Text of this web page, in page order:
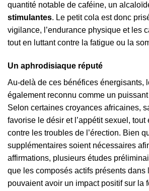
quantité notable de caféine, un
stimulantes. Le petit cola est donc
vigilance, l’endurance physique et les
tout en luttant contre la fatigue ou la
Un aphrodisiaque réputé
Au-delà de ces bénéfices énergisants,
également reconnu comme un puissant
Selon certaines croyances africaines,
favorise le désir et l’appétit sexuel, tout
contre les troubles de l’érection. Bien
supplémentaires soient nécessaires
affirmations, plusieurs études
que les composés actifs présents dans
pouvaient avoir un impact positif sur la